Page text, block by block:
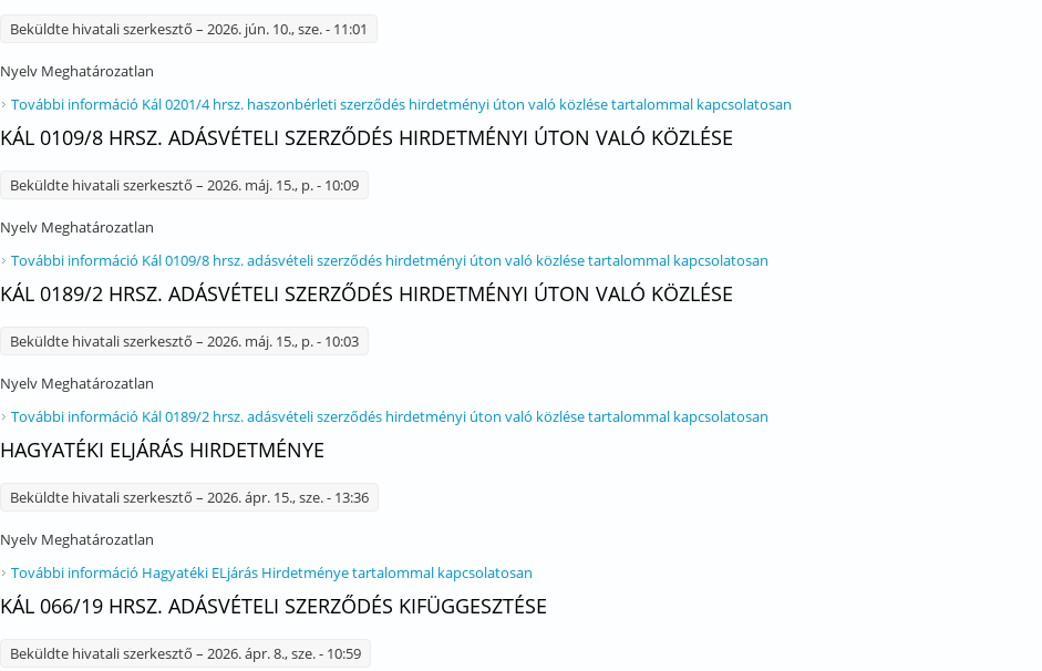
Beküldte hivatali szerkesztő – 2026. jún. 10., sze. - 11:01
Nyelv Meghatározatlan
További információ Kál 0201/4 hrsz. haszonbérleti szerződés hirdetményi úton való közlése tartalommal kapcsolatosan
KÁL 0109/8 HRSZ. ADÁSVÉTELI SZERZŐDÉS HIRDETMÉNYI ÚTON VALÓ KÖZLÉSE
Beküldte hivatali szerkesztő – 2026. máj. 15., p. - 10:09
Nyelv Meghatározatlan
További információ Kál 0109/8 hrsz. adásvételi szerződés hirdetményi úton való közlése tartalommal kapcsolatosan
KÁL 0189/2 HRSZ. ADÁSVÉTELI SZERZŐDÉS HIRDETMÉNYI ÚTON VALÓ KÖZLÉSE
Beküldte hivatali szerkesztő – 2026. máj. 15., p. - 10:03
Nyelv Meghatározatlan
További információ Kál 0189/2 hrsz. adásvételi szerződés hirdetményi úton való közlése tartalommal kapcsolatosan
HAGYATÉKI ELJÁRÁS HIRDETMÉNYE
Beküldte hivatali szerkesztő – 2026. ápr. 15., sze. - 13:36
Nyelv Meghatározatlan
További információ Hagyatéki ELjárás Hirdetménye tartalommal kapcsolatosan
KÁL 066/19 HRSZ. ADÁSVÉTELI SZERZŐDÉS KIFÜGGESZTÉSE
Beküldte hivatali szerkesztő – 2026. ápr. 8., sze. - 10:59